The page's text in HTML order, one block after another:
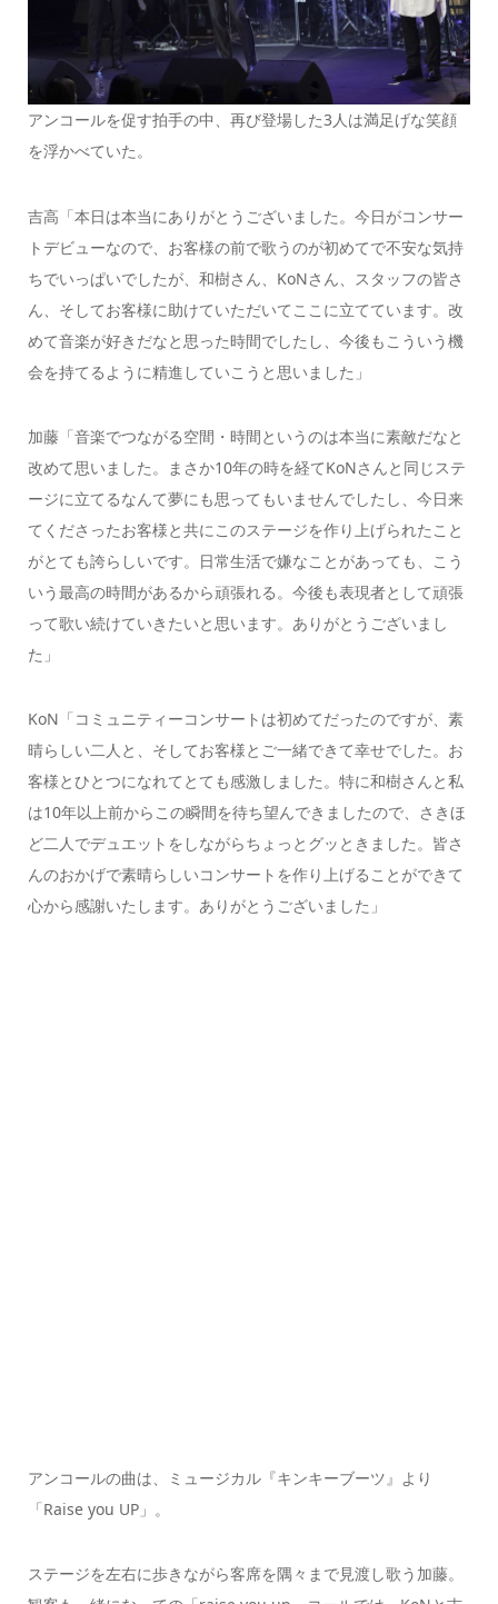
アンコールを促す拍手の中、再び登場した3人は満足げな笑顔
を浮かべていた。
吉高「本日は本当にありがとうございました。今日がコンサー
トデビューなので、お客様の前で歌うのが初めてで不安な気持
ちでいっぱいでしたが、和樹さん、KoNさん、スタッフの皆さ
ん、そしてお客様に助けていただいてここに立てています。改
めて音楽が好きだなと思った時間でしたし、今後もこういう機
会を持てるように精進していこうと思いました」
加藤「音楽でつながる空間・時間というのは本当に素敵だなと
改めて思いました。まさか10年の時を経てKoNさんと同じステ
ージに立てるなんて夢にも思ってもいませんでしたし、今日来
てくださったお客様と共にこのステージを作り上げられたこと
がとても誇らしいです。日常生活で嫌なことがあっても、こう
いう最高の時間があるから頑張れる。今後も表現者として頑張
って歌い続けていきたいと思います。ありがとうございまし
た」
KoN「コミュニティーコンサートは初めてだったのですが、素
晴らしい二人と、そしてお客様とご一緒できて幸せでした。お
客様とひとつになれてとても感激しました。特に和樹さんと私
は10年以上前からこの瞬間を待ち望んできましたので、さきほ
ど二人でデュエットをしながらちょっとグッときました。皆さ
んのおかげで素晴らしいコンサートを作り上げることができて
心から感謝いたします。ありがとうございました」
アンコールの曲は、ミュージカル『キンキーブーツ』より
「Raise you UP」。
ステージを左右に歩きながら客席を隅々まで見渡し歌う加藤。